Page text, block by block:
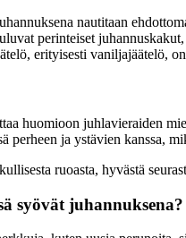
nautitaan
perinteiset
erityisesti vaniljajäätelö,
huomioon juhlavieraiden
ja ystävien kanssa,
ruoasta, hyvästä
syövät juhannuksena?